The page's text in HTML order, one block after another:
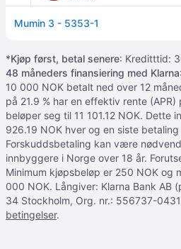
Mumin 3 - 5353-1
*Kjøp først, betal senere: Kreditttid:
48 måneders finansiering med Klarna
10 000 NOK betalt ned over 12
på 21.9 % har en effektiv rente (APR)
beløper seg til 11 101.12 NOK. Dette
926.19 NOK hver og en siste
Forskuddsbetaling kan være
innbyggere i Norge over 18 år.
Minimum kjøpsbeløp er 250 NOK og
000 NOK. Långiver: Klarna Bank AB
34 Stockholm, Org. nr.: 556737-
betingelser.